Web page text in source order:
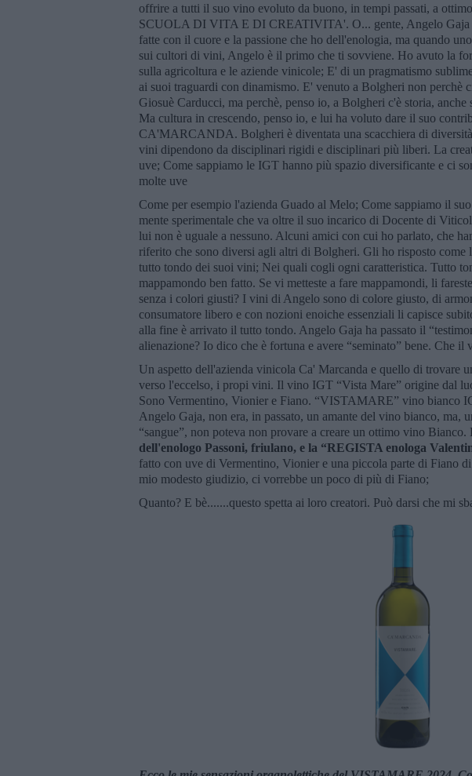
offrire a tutti il suo vino evoluto da buono, in tempi passati, a
SCUOLA DI VITA E DI CREATIVITA'. O... gente, Angelo Gaja
fatte con il cuore e la passione che ho dell'enologia, ma quando
sui cultori di vini, Angelo è il primo che ti sovviene. Ho avuto la
sulla agricoltura e le aziende vinicole; E' di un pragmatismo
ai suoi traguardi con dinamismo. E' venuto a Bolgheri non perchè
Giosuè Carducci, ma perchè, penso io, a Bolgheri c'è storia,
Ma cultura in crescendo, penso io, e lui ha voluto dare il suo
CA'MARCANDA. Bolgheri è diventata una scacchiera di
vini dipendono da disciplinari rigidi e disciplinari più liberi. La
uve; Come sappiamo le IGT hanno più spazio diversificante e ci
molte uve
Come per esempio l'azienda Guado al Melo; Come sappiamo il
mente sperimentale che va oltre il suo incarico di Docente di
lui non è uguale a nessuno. Alcuni amici con cui ho parlato, che
riferito che sono diversi agli altri di Bolgheri. Gli ho risposto come
tutto tondo dei suoi vini; Nei quali cogli ogni caratteristica. Tutto
mappamondo ben fatto. Se vi metteste a fare mappamondi, li
senza i colori giusti? I vini di Angelo sono di colore giusto, di
consumatore libero e con nozioni enoiche essenziali li capisce
alla fine è arrivato il tutto tondo. Angelo Gaja ha passato il
alienazione? Io dico che è fortuna e avere “seminato” bene. Che il
Un aspetto dell'azienda vinicola Ca' Marcanda e quello di trovare
verso l'eccelso, i propi vini. Il vino IGT “Vista Mare” origine dal
Sono Vermentino, Vionier e Fiano. “VISTAMARE” vino bianco
Angelo Gaja, non era, in passato, un amante del vino bianco, ma,
“sangue”, non poteva non provare a creare un ottimo vino Bianco.
dell'enologo Passoni, friulano, e la “REGISTA enologa
fatto con uve di Vermentino, Vionier e una piccola parte di Fiano
mio modesto giudizio, ci vorrebbe un poco di più di Fiano;
Quanto? E bè.......questo spetta ai loro creatori. Può darsi che mi